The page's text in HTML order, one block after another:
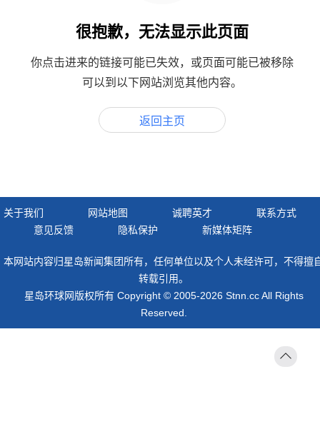
很抱歉，无法显示此页面
你点击进来的链接可能已失效，或页面可能已被移除
可以到以下网站浏览其他内容。
返回主页
关于我们 网站地图 诚聘英才
联系方式
意见反馈
隐私保护 新媒体矩阵
本网站内容归星岛新闻集团所有，任何单位以及个人未经许可，不得擅
转载引用。
星岛环球网版权所有 Copyright © 2005-2026 Stnn.cc All Rights
Reserved.